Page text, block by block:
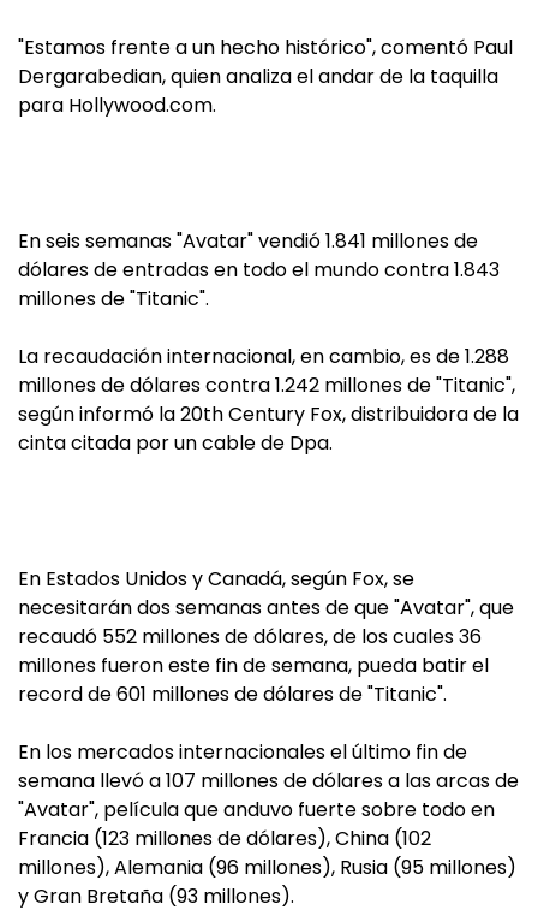
"Estamos frente a un hecho histórico", comentó Paul
Dergarabedian, quien analiza el andar de la taquilla
para Hollywood.com.
En seis semanas "Avatar" vendió 1.841 millones de
dólares de entradas en todo el mundo contra 1.843
millones de "Titanic".
La recaudación internacional, en cambio, es de 1.288
millones de dólares contra 1.242 millones de "Titanic",
según informó la 20th Century Fox, distribuidora de la
cinta citada por un cable de Dpa.
En Estados Unidos y Canadá, según Fox, se
necesitarán dos semanas antes de que "Avatar", que
recaudó 552 millones de dólares, de los cuales 36
millones fueron este fin de semana, pueda batir el
record de 601 millones de dólares de "Titanic".
En los mercados internacionales el último fin de
semana llevó a 107 millones de dólares a las arcas de
"Avatar", película que anduvo fuerte sobre todo en
Francia (123 millones de dólares), China (102
millones), Alemania (96 millones), Rusia (95 millones)
y Gran Bretaña (93 millones).